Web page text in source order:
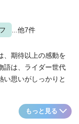
...他7件
、期待以上の感動を
語は、ライダー世代
い思いがしっかりと
もっと見る